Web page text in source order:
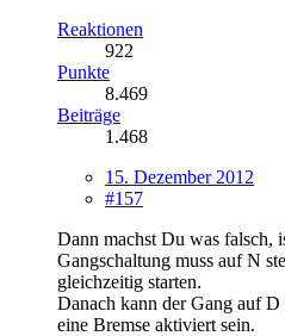
Reaktionen
922
Punkte
8.469
Beiträge
1.468
15. Dezember 2012
#157
Dann machst Du was falsch,
Gangschaltung muss auf N
gleichzeitig starten.
Danach kann der Gang auf D
eine Bremse aktiviert sein.